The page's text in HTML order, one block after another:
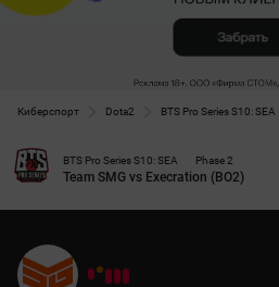
Киберспорт Dota2 BTS Pro Series S10: SEA
BTS Pro Series S10: SEA Phase 2
Team SMG vs Execration (BO2)